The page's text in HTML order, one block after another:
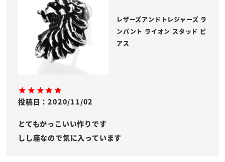
レザーズアンドトレジャーズ ラ
ンパント ライオン スタッド ピ
アス
投稿日 2020/11/02
とてもかっこいい作りです
しし座なので気に入っています